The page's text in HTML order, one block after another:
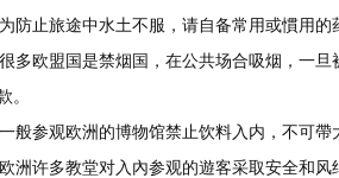
防止旅途中水土不服，请自备常用或慣用的
多欧盟国是禁烟国，在公共场合吸烟，一
。
般参观欧洲的博物馆禁止饮料入内，不可
洲许多教堂对入內参观的遊客采取安全和